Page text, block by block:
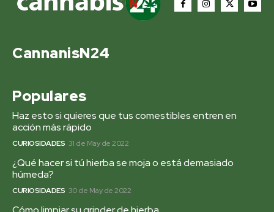
CannanisN24
Populares
Haz esto si quieres que tus comestibles entren en
acción más rápido
CURIOSIDADES 31 de May de 2022
¿Qué hacer si tú hierba se moja o está demasiado
húmeda?
CURIOSIDADES 30 de May de 2022